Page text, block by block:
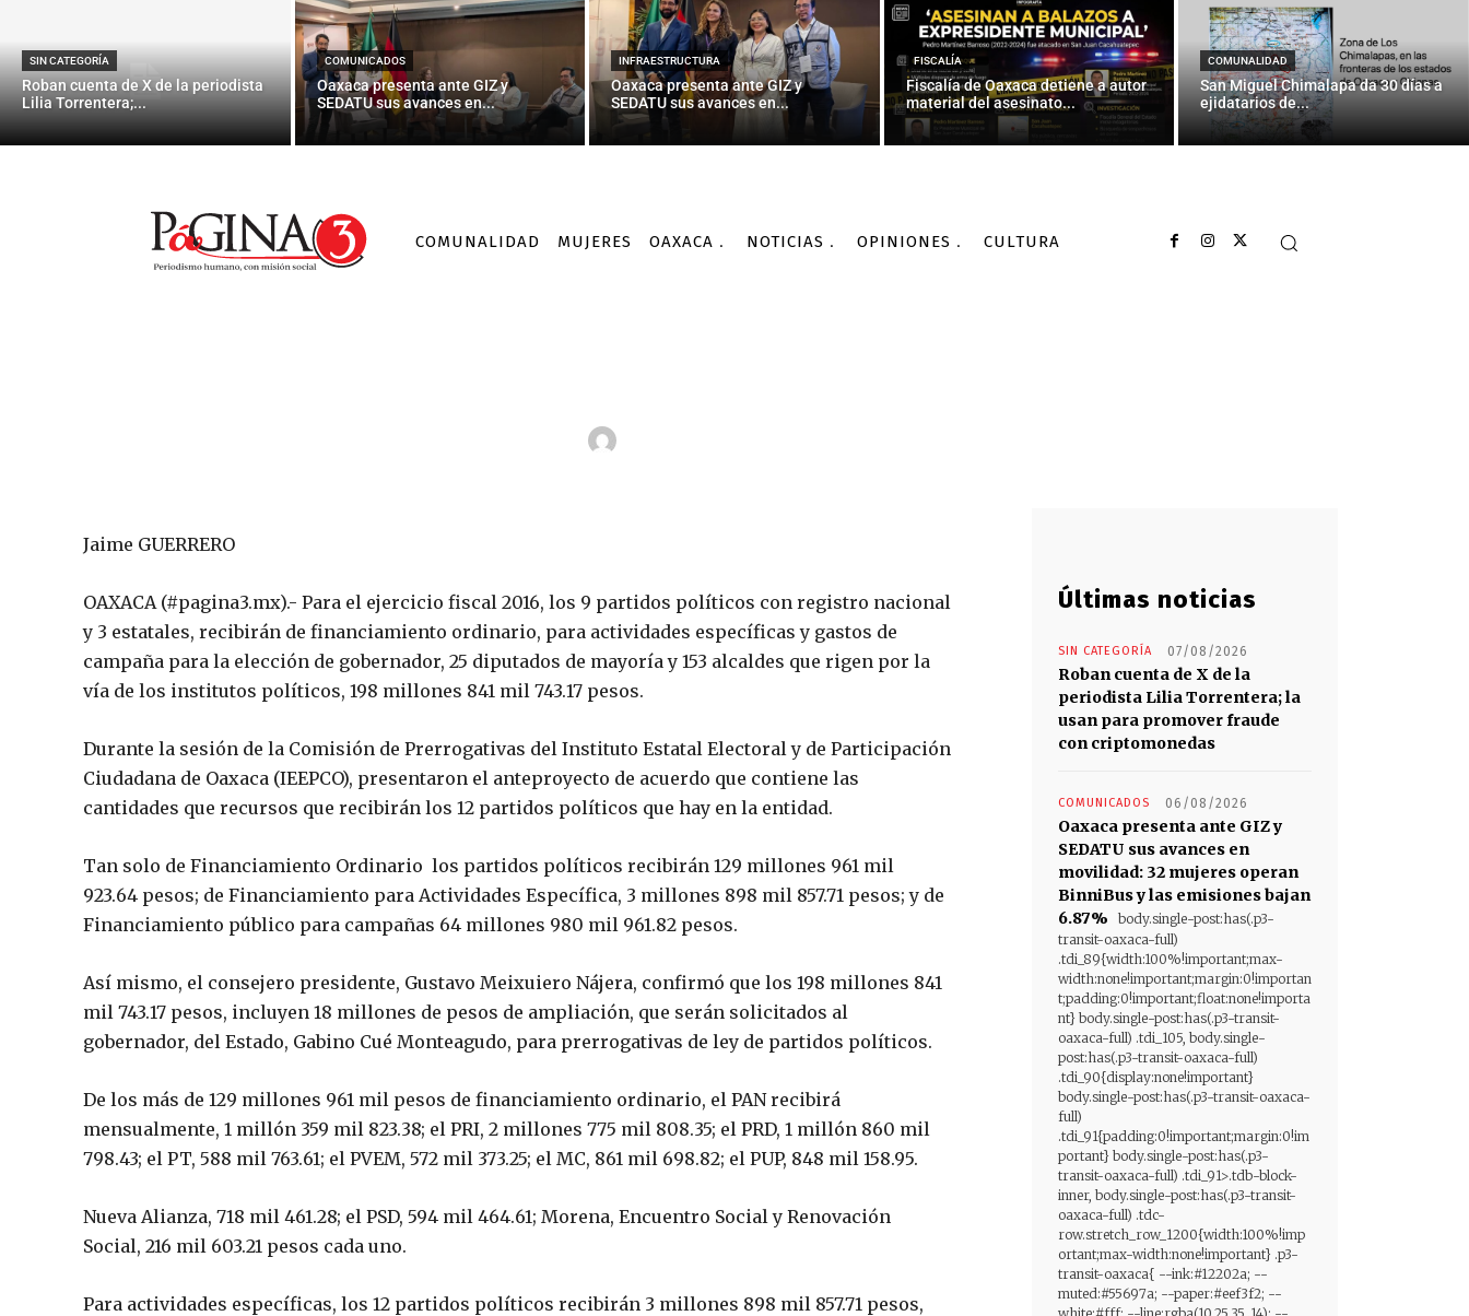
SIN CATEGORÍA
Roban cuenta de X de la periodista
Lilia Torrentera;...
COMUNICADOS
Oaxaca presenta ante GIZ y
SEDATU sus avances en...
INFRAESTRUCTURA
Oaxaca presenta ante GIZ y
SEDATU sus avances en...
FISCALÍA
Fiscalía de Oaxaca detiene a autor
material del asesinato...
COMUNALIDAD
San Miguel Chimalapa da 30 días a
ejidatarios de...
COMUNALIDAD MUJERES OAXACA NOTICIAS OPINIONES CULTURA
Democracia 198.8 millones de pesos, el pastel para 12 partidos...
Jaime GUERRERO
OAXACA (#pagina3.mx).- Para el ejercicio fiscal 2016, los 9 partidos políticos con registro nacional
y 3 estatales, recibirán de financiamiento ordinario, para actividades específicas y gastos de
campaña para la elección de gobernador, 25 diputados de mayoría y 153 alcaldes que rigen por la
vía de los institutos políticos, 198 millones 841 mil 743.17 pesos.
Durante la sesión de la Comisión de Prerrogativas del Instituto Estatal Electoral y de Participación
Ciudadana de Oaxaca (IEEPCO), presentaron el anteproyecto de acuerdo que contiene las
cantidades que recursos que recibirán los 12 partidos políticos que hay en la entidad.
Tan solo de Financiamiento Ordinario los partidos políticos recibirán 129 millones 961 mil
923.64 pesos; de Financiamiento para Actividades Específica, 3 millones 898 mil 857.71 pesos; y de
Financiamiento público para campañas 64 millones 980 mil 961.82 pesos.
Así mismo, el consejero presidente, Gustavo Meixuiero Nájera, confirmó que los 198 millones 841
mil 743.17 pesos, incluyen 18 millones de pesos de ampliación, que serán solicitados al
gobernador, del Estado, Gabino Cué Monteagudo, para prerrogativas de ley de partidos políticos.
De los más de 129 millones 961 mil pesos de financiamiento ordinario, el PAN recibirá
mensualmente, 1 millón 359 mil 823.38; el PRI, 2 millones 775 mil 808.35; el PRD, 1 millón 860 mil
798.43; el PT, 588 mil 763.61; el PVEM, 572 mil 373.25; el MC, 861 mil 698.82; el PUP, 848 mil 158.95.
Nueva Alianza, 718 mil 461.28; el PSD, 594 mil 464.61; Morena, Encuentro Social y Renovación
Social, 216 mil 603.21 pesos cada uno.
Para actividades específicas, los 12 partidos políticos recibirán 3 millones 898 mil 857.71 pesos,
Últimas noticias
SIN CATEGORÍA 07/08/2026
Roban cuenta de X de la
periodista Lilia Torrentera; la
usan para promover fraude
con criptomonedas
COMUNICADOS 06/08/2026
Oaxaca presenta ante GIZ y
SEDATU sus avances en
movilidad: 32 mujeres operan
BinniBus y las emisiones bajan
6.87%
body.single-post:has(.p3-
transit-oaxaca-full)
.tdi_89{width:100%!important;max-
width:none!important;margin:0!importan
t;padding:0!important;float:none!importa
nt} body.single-post:has(.p3-transit-
oaxaca-full) .tdi_105, body.single-
post:has(.p3-transit-oaxaca-full)
.tdi_90{display:none!important}
body.single-post:has(.p3-transit-oaxaca-
full)
.tdi_91{padding:0!important;margin:0!im
portant} body.single-post:has(.p3-
transit-oaxaca-full) .tdi_91>.tdb-block-
inner, body.single-post:has(.p3-transit-
oaxaca-full) .tdc-
row.stretch_row_1200{width:100%!imp
ortant;max-width:none!important} .p3-
transit-oaxaca{ --ink:#12202a; --
muted:#55697a; --paper:#eef3f2; --